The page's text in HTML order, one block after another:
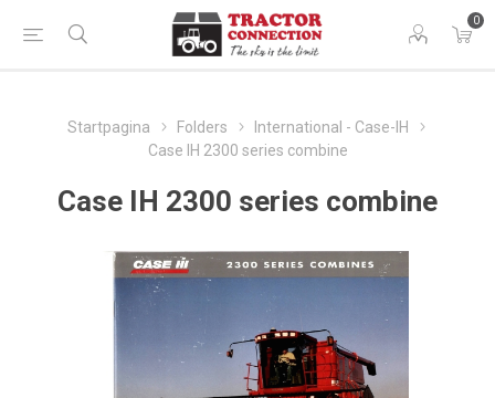
0
Startpagina Folders
International - Case-IH
Case IH 2300 series combine
Case IH 2300 series combine